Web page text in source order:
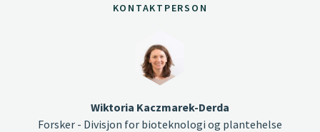
KONTAKTPERSON
Wiktoria Kaczmarek-Derda
Forsker - Divisjon for bioteknologi og plantehelse